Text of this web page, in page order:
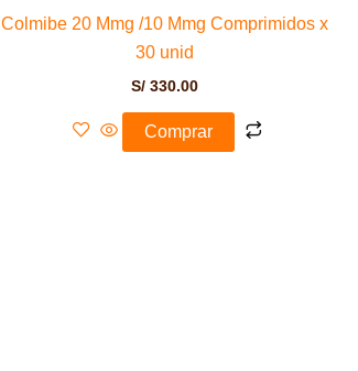
Colmibe 20 Mmg /10 Mmg Comprimidos x
30 unid
S/ 330.00
Comprar